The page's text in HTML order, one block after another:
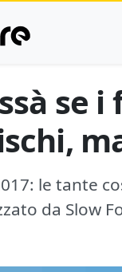
se
le tante
da Slow